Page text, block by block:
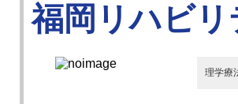
福岡リハビ
理学療